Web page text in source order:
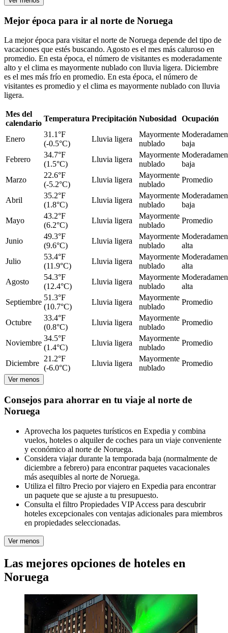
Mejor época para ir al norte de Noruega
La mejor época para visitar el norte de Noruega depende del tipo de
vacaciones que estés buscando. Agosto es el mes más caluroso en
promedio. En esta época, el número de visitantes es moderadamente
alto y el clima es mayormente nublado con lluvia ligera. Diciembre
es el mes más frío en promedio. En esta época, el número de
visitantes es promedio y el clima es mayormente nublado con lluvia
ligera.
Mes del
calendario
Temperatura Precipitación Nubosidad Ocupación
Enero
31.1°F
(-0.5°C)
Lluvia ligera
Mayormente
nublado
baja
Febrero
34.7°F
(1.5°C)
Lluvia ligera
Mayormente
nublado
baja
Marzo
22.6°F
(-5.2°C)
Lluvia ligera
Mayormente
nublado
Promedio
Abril
35.2°F
(1.8°C)
Lluvia ligera
Mayormente
nublado
baja
Mayo
43.2°F
(6.2°C)
Lluvia ligera
Mayormente
nublado
Promedio
Junio
49.3°F
(9.6°C)
Lluvia ligera
Mayormente
nublado
alta
Julio
53.4°F
(11.9°C)
Lluvia ligera
Mayormente
nublado
alta
Agosto
54.3°F
(12.4°C)
Lluvia ligera
Mayormente
nublado
alta
Septiembre
51.3°F
(10.7°C)
Lluvia ligera
Mayormente
nublado
Promedio
Octubre
33.4°F
(0.8°C)
Lluvia ligera
Mayormente
nublado
Promedio
Noviembre
34.5°F
(1.4°C)
Lluvia ligera
Mayormente
nublado
Promedio
Diciembre
21.2°F
(-6.0°C)
Lluvia ligera
Mayormente
nublado
Promedio
Ver menos
Consejos para ahorrar en tu viaje al norte de
Noruega
Aprovecha los paquetes turísticos en Expedia y combina
vuelos, hoteles o alquiler de coches para un viaje conveniente
y económico al norte de Noruega.
Considera viajar durante la temporada baja (normalmente de
diciembre a febrero) para encontrar paquetes vacacionales
más asequibles al norte de Noruega.
Utiliza el filtro Precio por viajero en Expedia para encontrar
un paquete que se ajuste a tu presupuesto.
Consulta el filtro Propiedades VIP Access para descubrir
hoteles excepcionales con ventajas adicionales para miembros
en propiedades seleccionadas.
Ver menos
Las mejores opciones de hoteles en
Noruega